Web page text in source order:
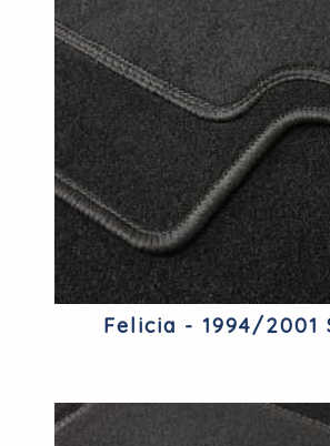
Felicia - 1994/2001